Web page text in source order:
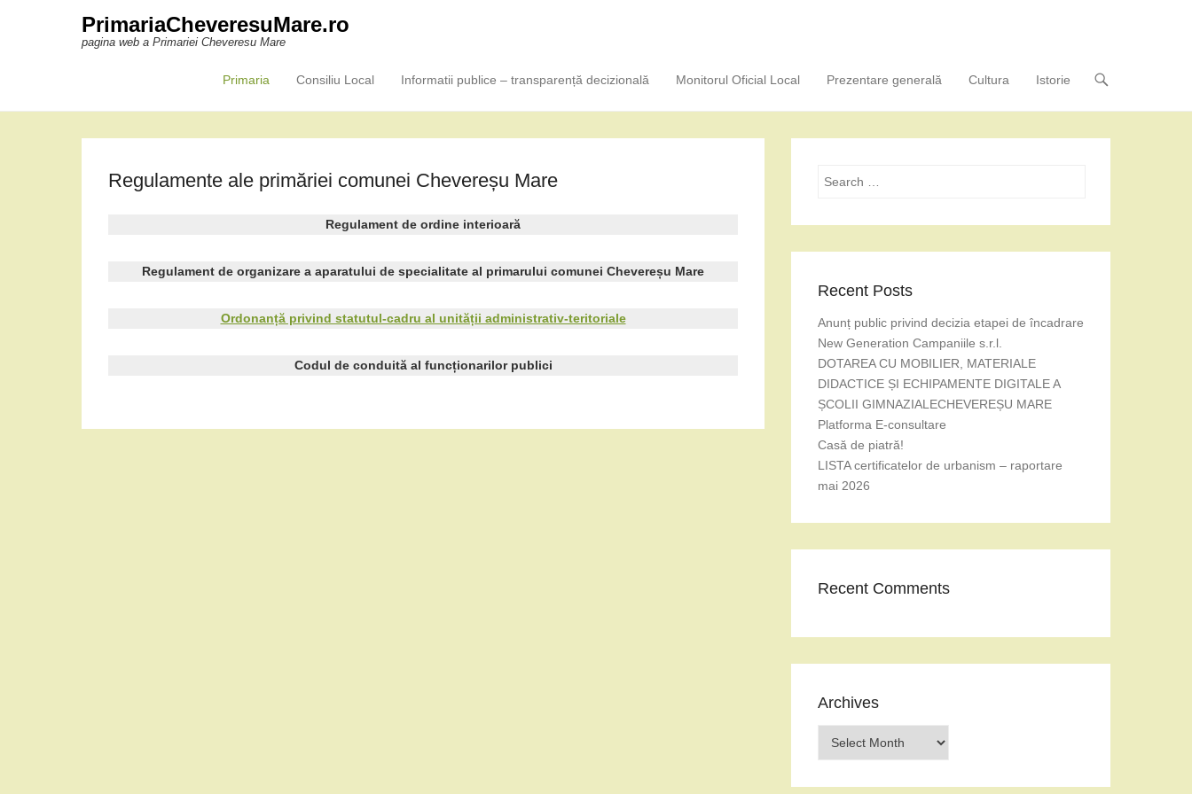
PrimariaCheveresuMare.ro
pagina web a Primariei Cheveresu Mare
Primary Menu
Skip to content
Primaria Consiliu Local Informatii publice – transparență decizională Monitorul Oficial Local Prezentare generală Cultura Istorie
Regulamente ale primăriei comunei Chevereșu Mare
Regulament de ordine interioară
Regulament de organizare a aparatului de specialitate al primarului comunei Chevereșu Mare
Ordonanță privind statutul-cadru al unității administrativ-teritoriale
Codul de conduită al funcționarilor publici
Search
Recent Posts
Anunț public privind decizia etapei de încadrare
New Generation Campaniile s.r.l.
DOTAREA CU MOBILIER, MATERIALE
DIDACTICE ȘI ECHIPAMENTE DIGITALE A
ȘCOLII GIMNAZIALECHEVEREȘU MARE
Platforma E-consultare
Casă de piatră!
LISTA certificatelor de urbanism – raportare
mai 2026
Recent Comments
Archives